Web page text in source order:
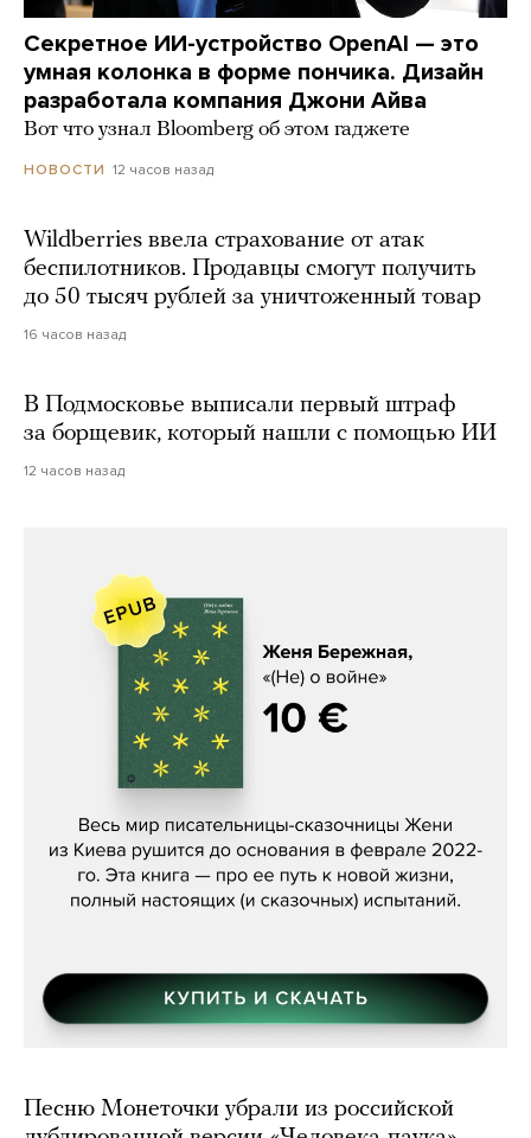
Секретное ИИ-устройство OpenAI — это
умная колонка в форме пончика. Дизайн
разработала компания Джони Айва
Вот что узнал Bloomberg об этом гаджете
НОВОСТИ 12 часов назад
Wildberries ввела страхование от атак
беспилотников. Продавцы смогут получить
до 50 тысяч рублей за уничтоженный товар
16 часов назад
В Подмосковье выписали первый штраф
за борщевик, который нашли с помощью ИИ
12 часов назад
Женя Бережная, «(Не) о войне»
Песню Монеточки убрали из российской